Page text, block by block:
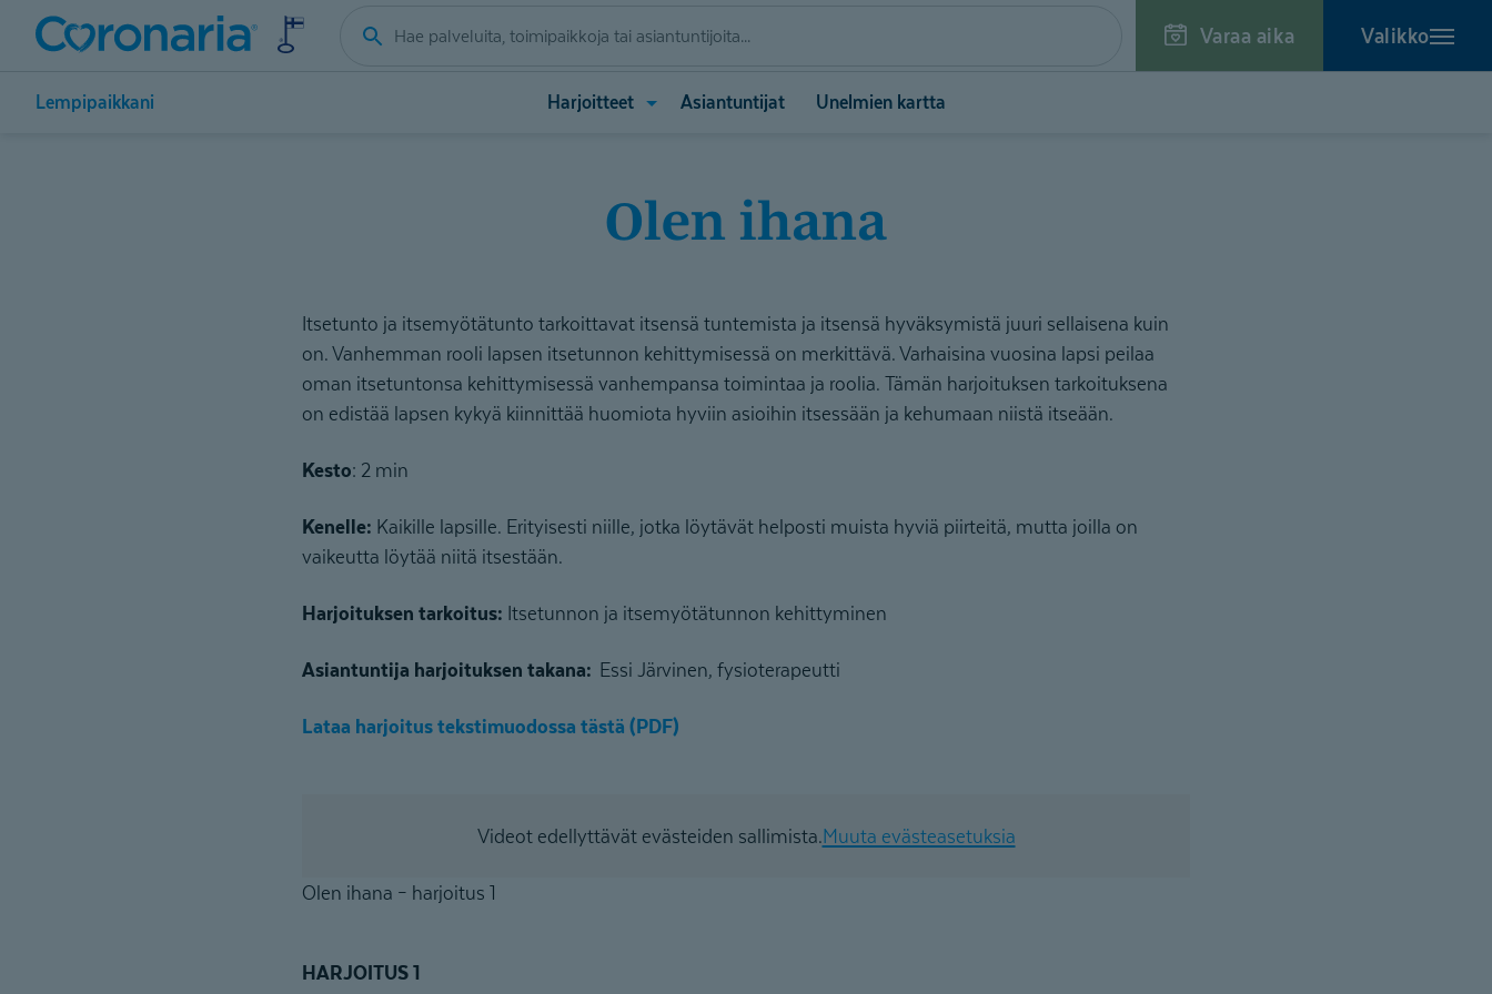
Varaa aika Valikko
Lempipaikkani Harjoitteet Avaa
Asiantuntijat Unelmien kartta
Olen ihana
Itsetunto ja itsemyötätunto tarkoittavat itsensä tuntemista ja itsensä hyväksymistä juuri sellaisena kuin
on. Vanhemman rooli lapsen itsetunnon kehittymisessä on merkittävä. Varhaisina vuosina lapsi peilaa
oman itsetuntonsa kehittymisessä vanhempansa toimintaa ja roolia. Tämän harjoituksen tarkoituksena
on edistää lapsen kykyä kiinnittää huomiota hyviin asioihin itsessään ja kehumaan niistä itseään.
Kesto: 2 min
Kenelle: Kaikille lapsille. Erityisesti niille, jotka löytävät helposti muista hyviä piirteitä, mutta joilla on
vaikeutta löytää niitä itsestään.
Harjoituksen tarkoitus: Itsetunnon ja itsemyötätunnon kehittyminen
Asiantuntija harjoituksen takana: Essi Järvinen, fysioterapeutti
Lataa harjoitus tekstimuodossa tästä (PDF)
Videot edellyttävät evästeiden sallimista.Muuta evästeasetuksia
Olen ihana – harjoitus 1
HARJOITUS 1